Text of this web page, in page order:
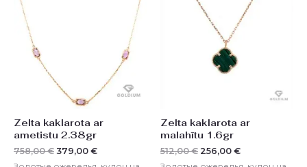
Zelta kaklarota ar
ametistu 2.38gr
758,00€ 379,00 €
379,00 €.
Zelta kaklarota ar
malahītu 1.6gr
512,00€
составляла
512,00 €.
256,00 €
256,00 €.